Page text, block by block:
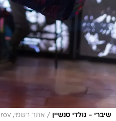
שיברי - גולדי סנשיין / אתר רשמי, Alexey Ozerov